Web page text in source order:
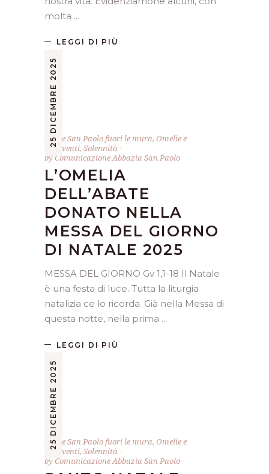
molta
LEGGI DI PIÙ
25 DICEMBRE 2025
Abate San Paolo fuori le mura, Omelie e
interventi, Solennità
byComunicazione Abbazia San Paolo
L’OMELIA
DELL’ABATE
DONATO NELLA
MESSA DEL GIORNO
DI NATALE 2025
MESSA DEL GIORNO Gv 1,1-18 Il Natale
è una festa di luce. Tutta la liturgia
natalizia ce lo ricorda. Già nella Messa di
questa notte, nella prima
LEGGI DI PIÙ
25 DICEMBRE 2025
Abate San Paolo fuori le mura, Omelie e
interventi, Solennità
byComunicazione Abbazia San Paolo